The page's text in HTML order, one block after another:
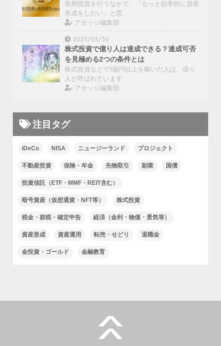
長期投資を行うなかで、「もっと効率的に資産
形成をしたい」と思
アセッジ編集部
2023/03/30
株式投資で億り人は達成できる？達成可否
を見極める2つの条件とは
株式投資などで1億円以上を稼いだ人は、億り
人と呼ばれています
アセッジ編集部
注目タグ
iDeCo NISA ニュージーランド プロジェクト
不動産投資 保険・年金 先物取引 副業 国債
投資信託（ETF・MMF・REIT含む）
暗号資産（仮想通貨・NFT等） 株式投資
税金・節税・確定申告 経済（金利・物価・景気等）
資産形成 資産運用 転売・せどり 退職金
金投資・ゴールド 金融教育